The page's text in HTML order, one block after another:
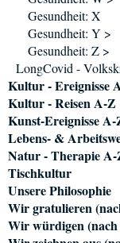
Gesundheit: X
Gesundheit: Y >
Gesundheit: Z >
LongCovid -
Kultur - Ereignisse
Kultur - Reisen A-Z
Kunst-Ereignisse A-
Lebens- &
Natur - Therapie
Tischkultur
Unsere Philosophie
Wir gratulieren
Wir würdigen